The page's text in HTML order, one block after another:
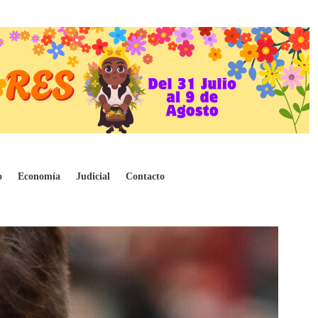
Economía Judicial Contacto
a José Antonio Kast